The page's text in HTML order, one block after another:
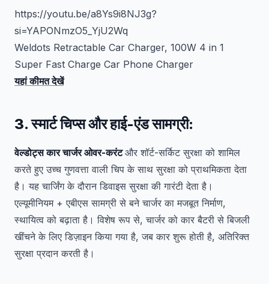
https://youtu.be/a8Ys9i8NJ3g?
si=YAPONmzO5_YjU2Wq
Weldots Retractable Car Charger, 100W 4 in 1
Super Fast Charge Car Phone Charger
यहां कीमत देखें
3. स्मार्ट चिप्स और हाई-एंड सामग्री:
वेल्डोट्स कार चार्जर ओवर-करंटऔर शॉर्ट-सर्किट सुरक्षा को शामिल
करते हुए उच्च गुणवत्ता वाली चिप के साथ सुरक्षा को प्राथमिकता देता
है। यह चार्जिंग के दौरान डिवाइस सुरक्षा की गारंटी देता है।
एल्यूमीनियम + एबीएस सामग्री से बने चार्जर का मजबूत निर्माण,
स्थायित्व को बढ़ाता है। विशेष रूप से, चार्जर को कार बैटरी से बिजली
खींचने के लिए डिज़ाइन किया गया है, जब कार शुरू होती है, अतिरिक्त
सुरक्षा प्रदान करती है।